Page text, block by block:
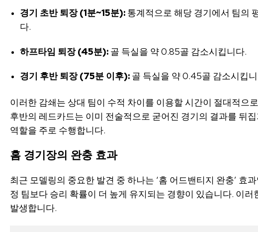
경기 초반 퇴장 (1분~15분): 통계적으로 해당 경기에서 팀의
다.
하프타임 퇴장 (45분): 골 득실을 약 0.85골 감소시킵니다.
경기 후반 퇴장 (75분 이후): 골 득실을 약 0.45골 감소시킵
이러한 감쇄는 상대 팀이 수적 차이를 이용할 시간이 절대적으
후반의 레드카드는 이미 전술적으로 굳어진 경기의 결과를 뒤
역할을 주로 수행합니다.
홈 경기장의 완충 효과
최근 모델링의 중요한 발견 중 하나는 ‘홈 어드밴티지 완충’ 효
정 팀보다 승리 확률이 더 높게 유지되는 경향이 있습니다. 이
발생합니다.